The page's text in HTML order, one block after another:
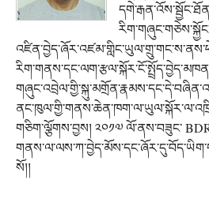
གཅིག་ལྕོགས་བྱས། ༢༠༡༧ ལོ་ནས་བཟུང་
སོ།།